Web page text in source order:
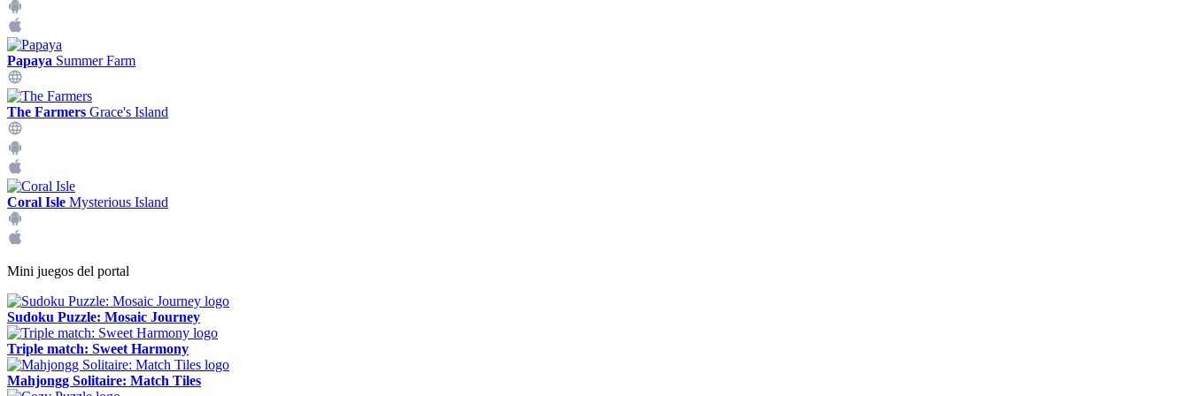
Papaya Summer Farm
The Farmers Grace's Island
Coral Isle Mysterious Island
Mini juegos del portal
Sudoku Puzzle: Mosaic Journey
Triple match: Sweet Harmony
Mahjongg Solitaire: Match Tiles